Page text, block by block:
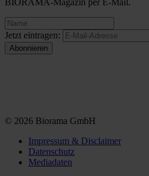
Jetzt eintragen:
© 2026 Biorama GmbH
Impressum & Disclaimer
Datenschutz
Mediadaten